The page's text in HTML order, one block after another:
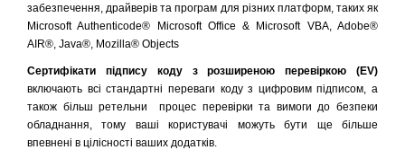
забезпечення, драйверів та програм для різних платформ, таких як
Microsoft Authenticode® Microsoft Office & Microsoft VBA, Adobe®
AIR®, Java®, Mozilla® Objects
Сертифікати підпису коду з розширеною перевіркою (EV)
включають всі стандартні переваги коду з цифровим підписом, а
також більш ретельни процес перевірки та вимоги до безпеки
обладнання, тому ваші користувачі можуть бути ще більше
впевнені в цілісності ваших додатків.